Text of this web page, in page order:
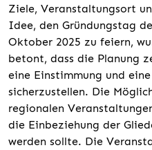
Ziele, Veranstaltungsort
Idee, den Gründungstag
Oktober 2025 zu feiern,
betont, dass die Planung
eine Einstimmung und
sicherzustellen. Die
regionalen
die Einbeziehung der
werden sollte. Die